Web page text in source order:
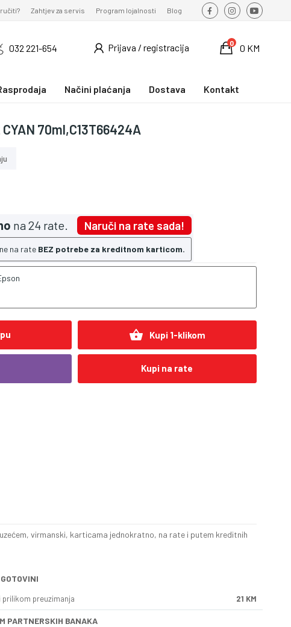
Zahtjev za servis Program lojalnosti Blog
032 221-654 Prijava / registracija 0 KM
0
Načini plaćanja Dostava Kontakt
70ml,C13T66424A
na 24 rate. Naruči na rate sada!
na rate BEZ potrebe za kreditnom karticom.
shopping_basket Kupi 1-klikom
Kupi na rate
virmanski, karticama jednokratno, na rate i putem kreditnih
prilikom preuzimanja 21 KM
PARTNERSKIH BANAKA